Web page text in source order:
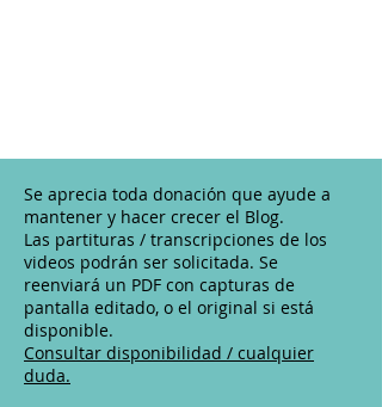
Se aprecia toda donación que ayude a
mantener y hacer crecer el Blog.
Las partituras / transcripciones de los
videos podrán ser solicitada. Se
reenviará un PDF con capturas de
pantalla editado, o el original si está
disponible.​
Consultar disponibilidad / cualquier
duda.